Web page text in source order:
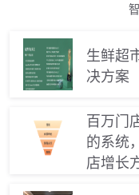
生鲜超
决方案
百万门
的系统
店增长